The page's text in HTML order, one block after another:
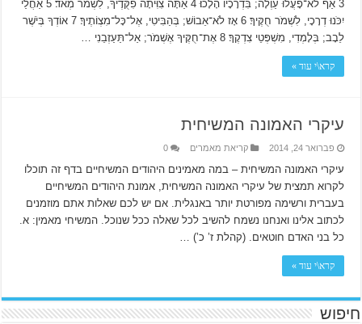
3 אַף לֹא־פָעֲלוּ עַוְלָה; בִּדְרָכָיו הָלָכוּ׃ 4 אַתָּה צִוִּיתָה פִקֻּדֶיךָ, לִשְׁמֹר מְאֹד׃ 5 אַחֲלַי
יִכֹּנוּ דְרָכָי, לִשְׁמֹר חֻקֶּיךָ׃ 6 אָז לֹא־אֵבוֹשׁ; בְּהַבִּיטִי, אֶל־כָּל־מִצְוֹתֶיךָ׃ 7 אוֹדְךָ בְּיֹשֶׁר
לֵבָב; בְּלָמְדִי, מִשְׁפְּטֵי צִדְקֶךָ׃ 8 אֶת־חֻקֶּיךָ אֶשְׁמֹר; אַל־תַּעַזְבֵנִי …
קרא\י עוד »
עיקרי האמונה המשיחית
פברואר 24, 2014 קריאת מאמרים 0
עיקרי האמונה המשיחית – במה מאמינים היהודים המשיחיים בדף זה תוכלו
לקרוא תמצית של עיקרי האמונה המשיחית, אמונת היהודים המשיחיים
בעברית ורשימה מפורטת יותר באנגלית. אם יש לכם שאלות אתם מוזמנים
לכתוב אלינו ואנחנו נשמח להשיב לכל שאלה ככל שנוכל. המשיחי מאמין: א.
כל בני האדם חוטאים. (קהלת ז’ כ’) …
קרא\י עוד »
חיפוש